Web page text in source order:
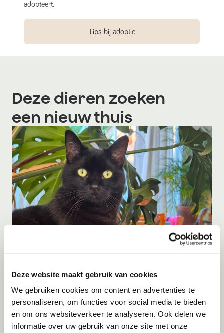
Deze website maakt gebruik van cookies
We gebruiken cookies om content en advertenties te
personaliseren, om functies voor social media te bieden
en om ons websiteverkeer te analyseren. Ook delen we
informatie over uw gebruik van onze site met onze
adopteert.
Tips bij adoptie
Deze dieren zoeken
een nieuw thuis
Georgie